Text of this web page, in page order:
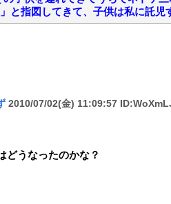
と指図してきて、子供は私に託児
2010/07/02(金) 11:09:57
どうなったのかな？